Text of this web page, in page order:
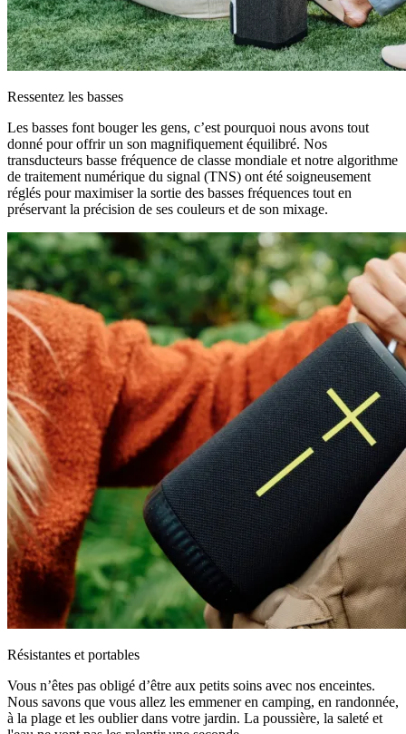
Ressentez les basses
Les basses font bouger les gens, c’est pourquoi nous avons tout
donné pour offrir un son magnifiquement équilibré. Nos
transducteurs basse fréquence de classe mondiale et notre algorithme
de traitement numérique du signal (TNS) ont été soigneusement
réglés pour maximiser la sortie des basses fréquences tout en
préservant la précision de ses couleurs et de son mixage.
Résistantes et portables
Vous n’êtes pas obligé d’être aux petits soins avec nos enceintes.
Nous savons que vous allez les emmener en camping, en randonnée,
à la plage et les oublier dans votre jardin. La poussière, la saleté et